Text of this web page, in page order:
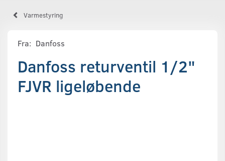
Varmestyring
Fra: Danfoss
Danfoss returventil 1/2"
FJVR ligeløbende